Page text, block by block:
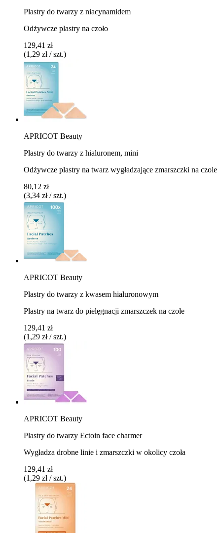
Plastry do twarzy z niacynamidem
Odżywcze plastry na czoło
129,41 zł
(1,29 zł / szt.)
APRICOT Beauty
Plastry do twarzy z hialuronem, mini
Odżywcze plastry na twarz wygładzające zmarszczki na czole
80,12 zł
(3,34 zł / szt.)
APRICOT Beauty
Plastry do twarzy z kwasem hialuronowym
Plastry na twarz do pielęgnacji zmarszczek na czole
129,41 zł
(1,29 zł / szt.)
APRICOT Beauty
Plastry do twarzy Ectoin face charmer
Wygładza drobne linie i zmarszczki w okolicy czoła
129,41 zł
(1,29 zł / szt.)